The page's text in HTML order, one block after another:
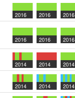
2016 2016 2016
2016 2016 2016
2014 2014 2014
2014 2014 2014